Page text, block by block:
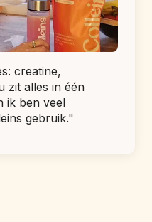
creatine,
zit alles in één
ik ben veel
gebruik."